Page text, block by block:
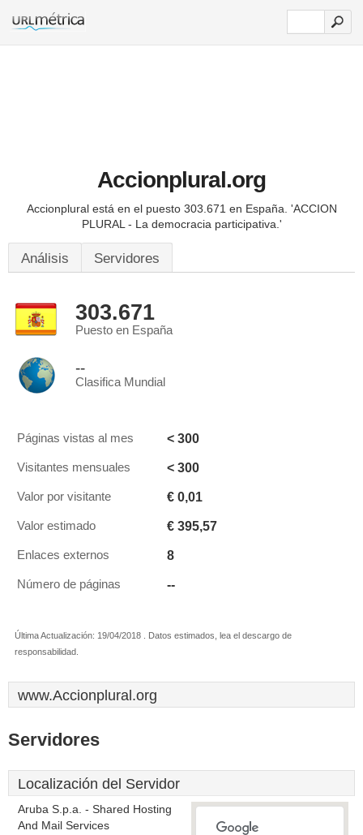
Accionplural.org
Accionplural está en el puesto 303.671 en España. 'ACCION
PLURAL - La democracia participativa.'
Análisis Servidores
303.671
Puesto en España
--
Clasifica Mundial
Páginas vistas al mes < 300
Visitantes mensuales < 300
Valor por visitante € 0,01
Valor estimado € 395,57
Enlaces externos 8
Número de páginas --
Última Actualización: 19/04/2018 . Datos estimados, lea el descargo de
responsabilidad.
www.Accionplural.org
Servidores
Localización del Servidor
Aruba S.p.a. - Shared Hosting
And Mail Services